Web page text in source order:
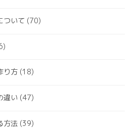
ついて (70)
り方 (18)
違い (47)
方法 (39)